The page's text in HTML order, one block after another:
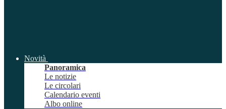
Novità
Panoramica
Le notizie
Le circolari
Calendario eventi
Albo online